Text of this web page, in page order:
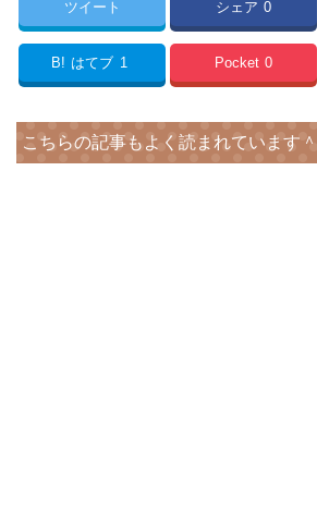
ツイート シェア 0
B! はてブ 1 Pocket 0
こちらの記事もよく読まれています＾